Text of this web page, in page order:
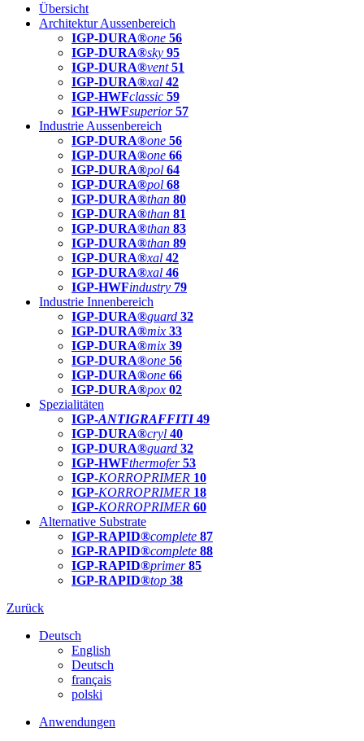
Übersicht
Architektur Aussenbereich
IGP-DURA®one 56
IGP-DURA®sky 95
IGP-DURA®vent 51
IGP-DURA®xal 42
IGP-HWFclassic 59
IGP-HWFsuperior 57
Industrie Aussenbereich
IGP-DURA®one 56
IGP-DURA®one 66
IGP-DURA®pol 64
IGP-DURA®pol 68
IGP-DURA®than 80
IGP-DURA®than 81
IGP-DURA®than 83
IGP-DURA®than 89
IGP-DURA®xal 42
IGP-DURA®xal 46
IGP-HWFindustry 79
Industrie Innenbereich
IGP-DURA®guard 32
IGP-DURA®mix 33
IGP-DURA®mix 39
IGP-DURA®one 56
IGP-DURA®one 66
IGP-DURA®pox 02
Spezialitäten
IGP-ANTIGRAFFITI49
IGP-DURA®cryl 40
IGP-DURA®guard 32
IGP-HWFthermofer 53
IGP-KORROPRIMER 10
IGP-KORROPRIMER 18
IGP-KORROPRIMER 60
Alternative Substrate
IGP-RAPID®complete 87
IGP-RAPID®complete 88
IGP-RAPID®primer 85
IGP-RAPID®top 38
Zurück
Deutsch
English
Deutsch
français
polski
Anwendungen